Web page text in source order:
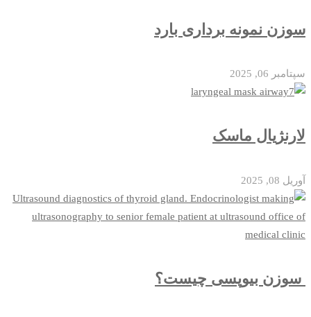
سوزن نمونه‌ برداری بارد
سپتامبر 06, 2025
لارنژیال ماسک
آوریل 08, 2025
سوزن بیوپسی چیست؟